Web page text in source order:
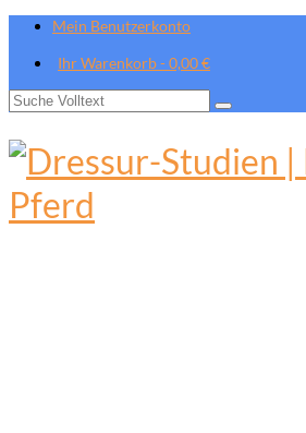
Mein Benutzerkonto
Ihr Warenkorb-0,00€
Suche